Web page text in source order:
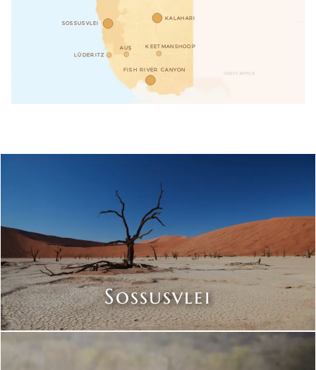
AUS KEETMANSHOOP
LÜDERITZ
SOSSUSVLEI
FISH RIVER CANYON
KALAHARI
Sossusvlei